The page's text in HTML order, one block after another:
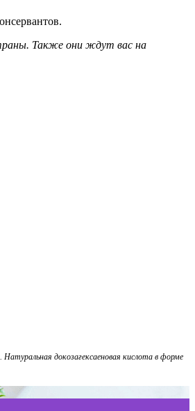
Также они ждут вас на
докозагексаеновая кислота в форме